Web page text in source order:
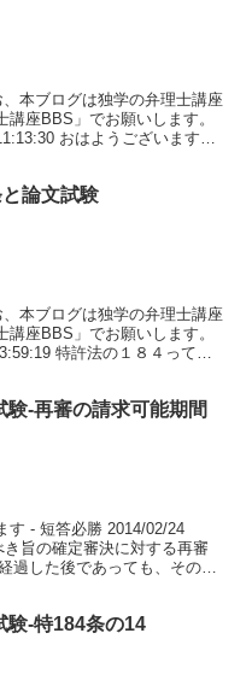
本ブログは独学の弁理士講座
座BBS」でお願いします。
おはようございます。
論文試験
本ブログは独学の弁理士講座
座BBS」でお願いします。
特許法の１８４って論
験-再審の請求可能期間
す - 短答必勝 2014/02/24
旨の確定審決に対する再審
過した後であっても、その審
験-特184条の14